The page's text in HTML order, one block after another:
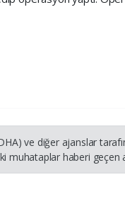
ve diğer ajanslar
muhataplar haberi